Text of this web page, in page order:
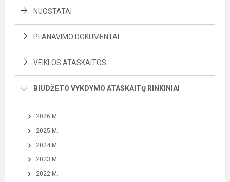
NUOSTATAI
PLANAVIMO DOKUMENTAI
VEIKLOS ATASKAITOS
BIUDŽETO VYKDYMO ATASKAITŲ RINKINIAI
2026 M.
2025 M.
2024 M.
2023 M.
2022 M.